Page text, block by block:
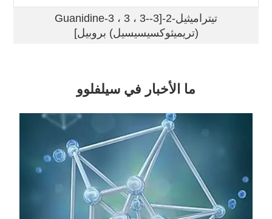
Guanidine-3 ، 3 ، 3-تيتراميثيل-2-[3-
(تريميثوكسيسيسيل) بروبيل]
ما الأخبار في سيلفلوو